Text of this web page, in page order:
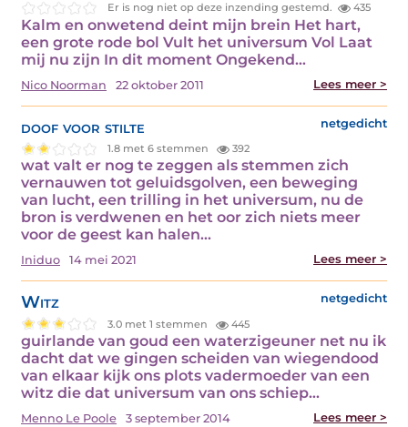
Er is nog niet op deze inzending gestemd. 435
Kalm en onwetend deint mijn brein Het hart,
een grote rode bol Vult het universum Vol Laat
mij nu zijn In dit moment Ongekend…
Nico Noorman 22 oktober 2011 Lees meer >
doof voor stilte netgedicht
1.8 met 6 stemmen 392
wat valt er nog te zeggen als stemmen zich
vernauwen tot geluidsgolven, een beweging
van lucht, een trilling in het universum, nu de
bron is verdwenen en het oor zich niets meer
voor de geest kan halen…
Iniduo 14 mei 2021 Lees meer >
Witz netgedicht
3.0 met 1 stemmen 445
guirlande van goud een waterzigeuner net nu ik
dacht dat we gingen scheiden van wiegendood
van elkaar kijk ons plots vadermoeder van een
witz die dat universum van ons schiep…
Menno Le Poole 3 september 2014 Lees meer >